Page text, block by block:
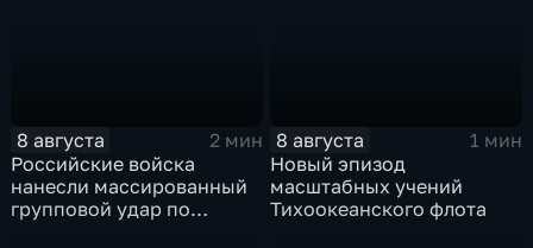
8 августа
2 мин
Российские войска
нанесли массированный
групповой удар по
8 августа
1 мин
Новый эпизод
масштабных учений
Тихоокеанского флота